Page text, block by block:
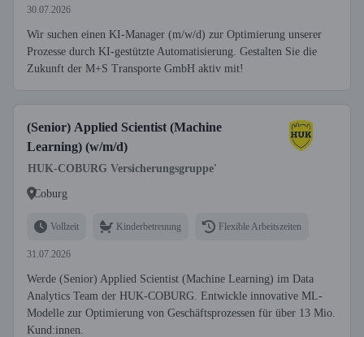
30.07.2026
Wir suchen einen KI-Manager (m/w/d) zur Optimierung unserer
Prozesse durch KI-gestützte Automatisierung. Gestalten Sie die
Zukunft der M+S Transporte GmbH aktiv mit!
(Senior) Applied Scientist (Machine
Learning) (w/m/d)
HUK-COBURG Versicherungsgruppe'
Coburg
Vollzeit Kinderbetreuung Flexible Arbeitszeiten
31.07.2026
Werde (Senior) Applied Scientist (Machine Learning) im Data
Analytics Team der HUK-COBURG. Entwickle innovative ML-
Modelle zur Optimierung von Geschäftsprozessen für über 13 Mio.
Kund:innen.